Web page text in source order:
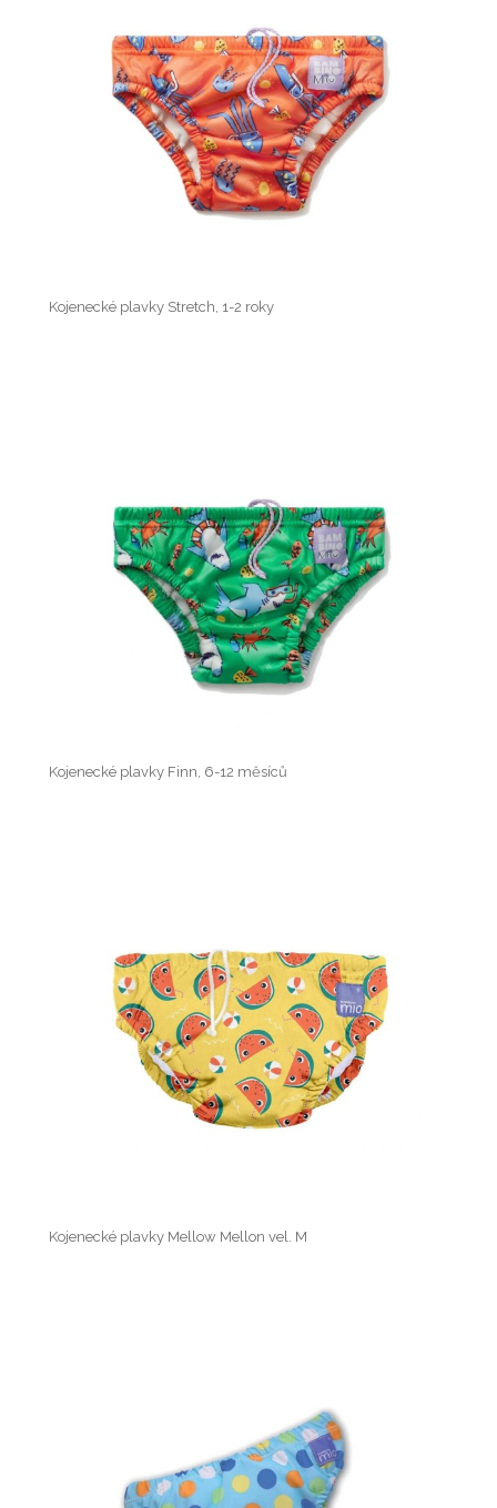
Kojenecké plavky Stretch, 1-2 roky
Kojenecké plavky Finn, 6-12 měsíců
Kojenecké plavky Mellow Mellon vel. M